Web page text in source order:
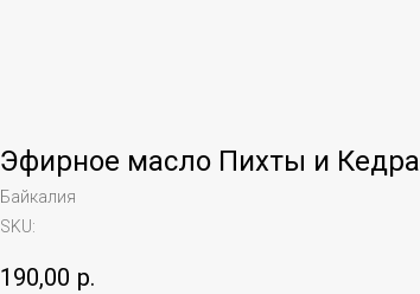
Эфирное масло Пихты и Кедра
Байкалия
SKU:
190,00 р.